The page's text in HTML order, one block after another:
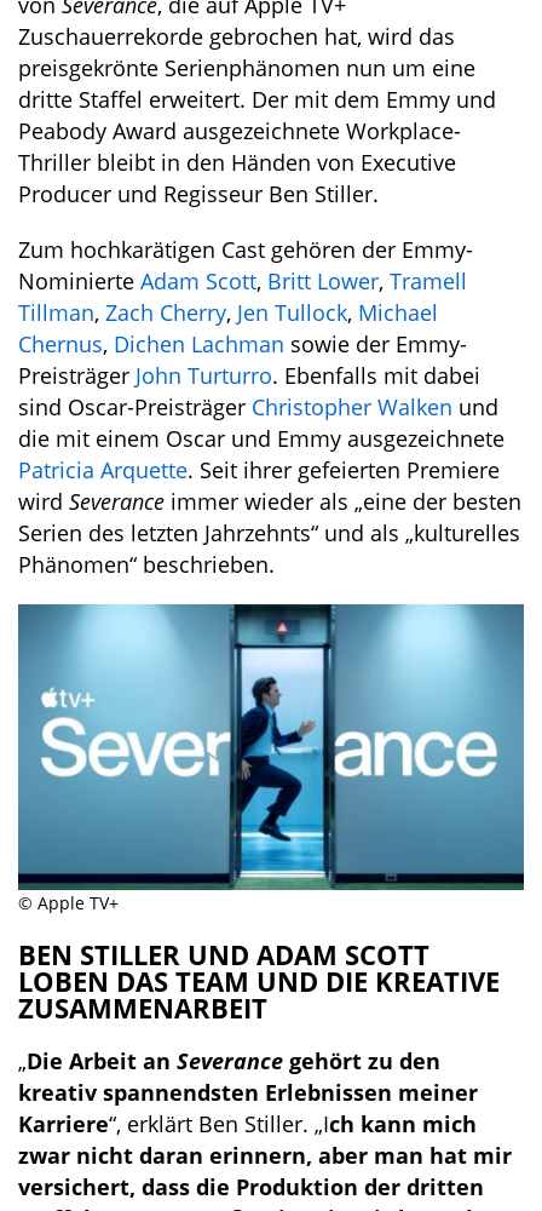
Zuschauerrekorde gebrochen hat, wird das
preisgekrönte Serienphänomen nun um eine
dritte Staffel erweitert. Der mit dem Emmy und
Peabody Award ausgezeichnete Workplace-
Thriller bleibt in den Händen von Executive
Producer und Regisseur Ben Stiller.
Zum hochkarätigen Cast gehören der Emmy-
Nominierte Adam Scott, Britt Lower, Tramell
Tillman, Zach Cherry, Jen Tullock, Michael
Chernus, Dichen Lachman sowie der Emmy-
Preisträger John Turturro. Ebenfalls mit dabei
sind Oscar-Preisträger Christopher Walken und
die mit einem Oscar und Emmy ausgezeichnete
Patricia Arquette. Seit ihrer gefeierten Premiere
wird Severance immer wieder als „eine der besten
Serien des letzten Jahrzehnts“ und als „kulturelles
Phänomen“ beschrieben.
© Apple TV+
BEN STILLER UND ADAM SCOTT
LOBEN DAS TEAM UND DIE KREATIVE
ZUSAMMENARBEIT
„Die Arbeit an Severance gehört zu den
kreativ spannendsten Erlebnissen meiner
Karriere“, erklärt Ben Stiller. „Ich kann mich
zwar nicht daran erinnern, aber man hat mir
versichert, dass die Produktion der dritten